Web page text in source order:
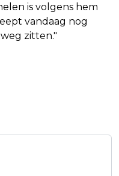
is volgens hem
vandaag nog
zitten."
OP
TITEL EK